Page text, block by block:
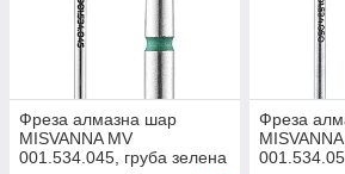
Фреза алмазна шар
MISVANNA MV
001.534.045, груба зелена
Фреза